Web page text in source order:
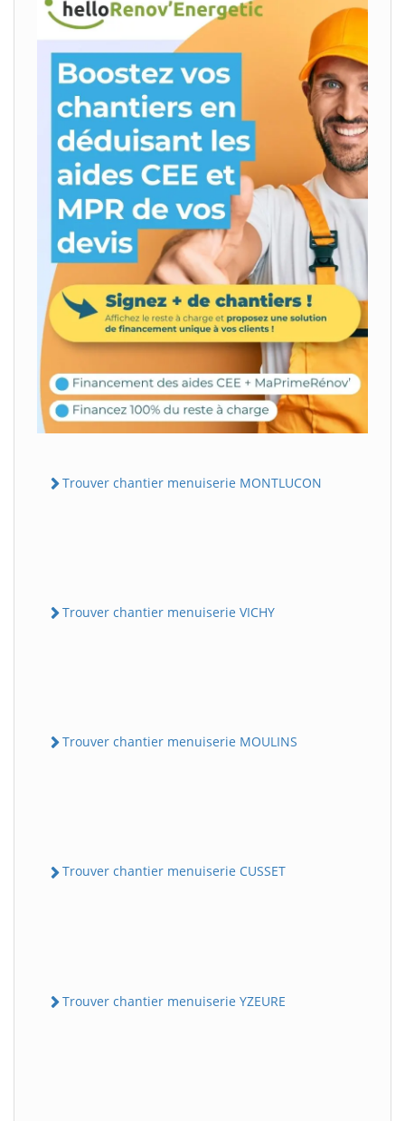
Trouver chantier menuiserie MONTLUCON
Trouver chantier menuiserie VICHY
Trouver chantier menuiserie MOULINS
Trouver chantier menuiserie CUSSET
Trouver chantier menuiserie YZEURE